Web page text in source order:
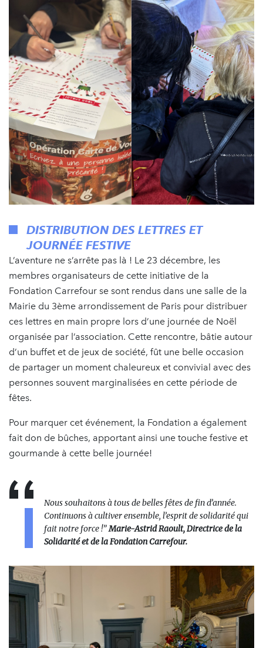
DISTRIBUTION DES LETTRES ET
JOURNÉE FESTIVE
L’aventure ne s’arrête pas là ! Le 23 décembre, les
membres organisateurs de cette initiative de la
Fondation Carrefour se sont rendus dans une salle de la
Mairie du 3ème arrondissement de Paris pour distribuer
ces lettres en main propre lors d’une journée de Noël
organisée par l’association. Cette rencontre, bâtie autour
d’un buffet et de jeux de société, fût une belle occasion
de partager un moment chaleureux et convivial avec des
personnes souvent marginalisées en cette période de
fêtes.
Pour marquer cet événement, la Fondation a également
fait don de bûches, apportant ainsi une touche festive et
gourmande à cette belle journée!
Nous souhaitons à tous de belles fêtes de fin d’année.
Continuons à cultiver ensemble, l’esprit de solidarité qui
fait notre force !”Marie-Astrid Raoult, Directrice de la
Solidarité et de la Fondation Carrefour.